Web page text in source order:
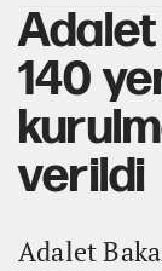
Adalet
140
verildi
Adalet